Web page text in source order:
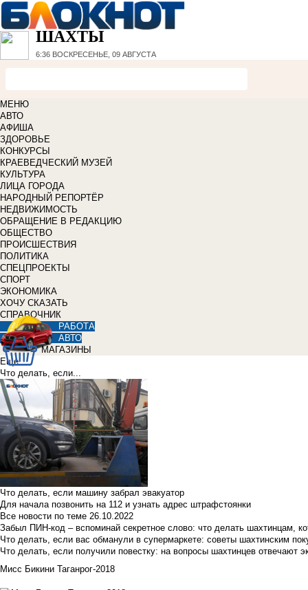
ШАХТЫ
6:36 ВОСКРЕСЕНЬЕ, 09 АВГУСТА
МЕНЮ
АВТО
АФИША
ЗДОРОВЬЕ
КОНКУРСЫ
КРАЕВЕДЧЕСКИЙ МУЗЕЙ
КУЛЬТУРА
ЛИЦА ГОРОДА
НАРОДНЫЙ РЕПОРТЁР
НЕДВИЖИМОСТЬ
ОБРАЩЕНИЕ В РЕДАКЦИЮ
ОБЩЕСТВО
ПРОИСШЕСТВИЯ
ПОЛИТИКА
СПЕЦПРОЕКТЫ
СПОРТ
ЭКОНОМИКА
ХОЧУ СКАЗАТЬ
СПРАВОЧНИК
РАБОТА
АВТО
МАГАЗИНЫ
Еще
Что делать, если...
Что делать, если машину забрал эвакуатор
Для начала позвонить на 112 и узнать адрес штрафстоянки
Все новости по теме 26.10.2022
Забыл ПИН-код – вспоминай секретное слово: что делать шахтинцам,
Что делать, если вас обманули в супермаркете: советы шахтинским
Что делать, если получили повестку: на вопросы шахтинцев отвечают
Мисс Бикини Таганрог-2018